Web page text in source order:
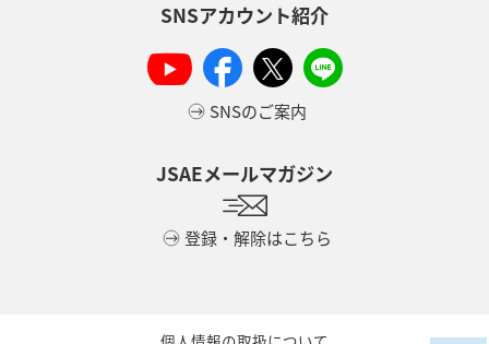
SNSアカウント紹介
SNSのご案内
JSAEメールマガジン
登録・解除はこちら